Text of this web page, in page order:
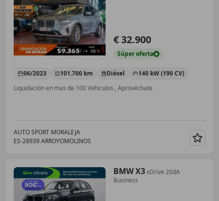
€ 32.900
Súperoferta
06/2023 101.700 km Diésel
140 kW (190 CV)
Liquidación en mas de 100 Vehiculos , Aprovéchate
AUTO SPORT MORALEJA
ES-28939 ARROYOMOLINOS
BMW X3xDrive 20dA
Business